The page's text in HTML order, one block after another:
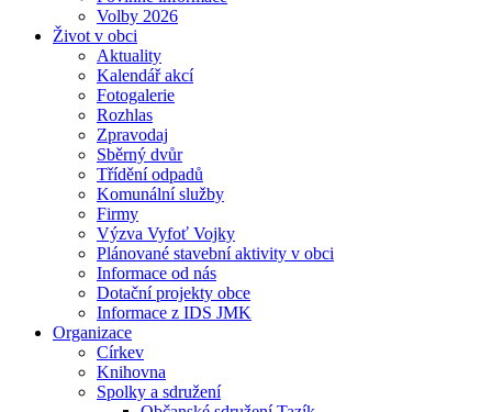
Volby 2026
Život v obci
Aktuality
Kalendář akcí
Fotogalerie
Rozhlas
Zpravodaj
Sběrný dvůr
Třídění odpadů
Komunální služby
Firmy
Výzva Vyfoť Vojky
Plánované stavební aktivity v obci
Informace od nás
Dotační projekty obce
Informace z IDS JMK
Organizace
Církev
Knihovna
Spolky a sdružení